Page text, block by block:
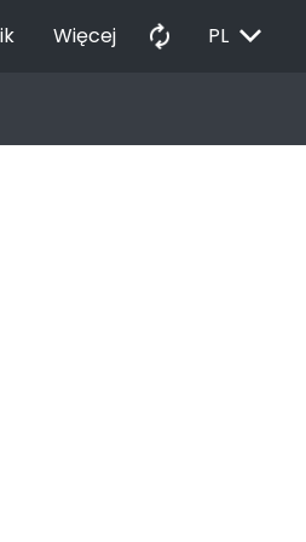
Więcej autorenew PL EXPAND_MORE